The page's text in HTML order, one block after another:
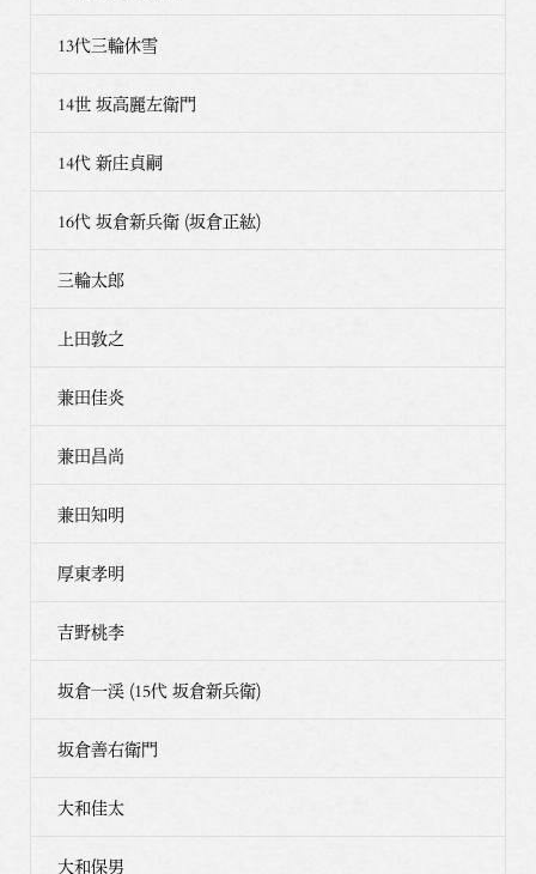
13代三輪休雪
14世 坂高麗左衛門
14代 新庄貞嗣
16代 坂倉新兵衛 (坂倉正紘)
三輪太郎
上田敦之
兼田佳炎
兼田昌尚
兼田知明
厚東孝明
吉野桃李
坂倉一渓 (15代 坂倉新兵衛)
坂倉善右衛門
大和佳太
大和保男